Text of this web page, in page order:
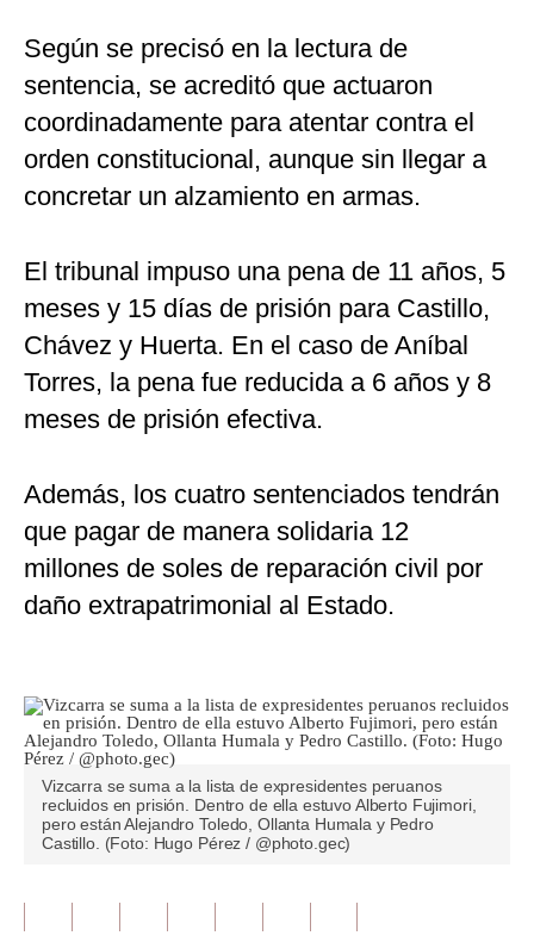
Según se precisó en la lectura de
sentencia, se acreditó que actuaron
coordinadamente para atentar contra el
orden constitucional, aunque sin llegar a
concretar un alzamiento en armas.
El tribunal impuso una pena de 11 años, 5
meses y 15 días de prisión para Castillo,
Chávez y Huerta. En el caso de Aníbal
Torres, la pena fue reducida a 6 años y 8
meses de prisión efectiva.
Además, los cuatro sentenciados tendrán
que pagar de manera solidaria 12
millones de soles de reparación civil por
daño extrapatrimonial al Estado.
Vizcarra se suma a la lista de expresidentes peruanos
recluidos en prisión. Dentro de ella estuvo Alberto Fujimori,
pero están Alejandro Toledo, Ollanta Humala y Pedro
Castillo. (Foto: Hugo Pérez / @photo.gec)